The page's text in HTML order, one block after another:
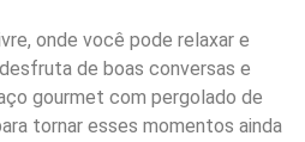
onde você pode relaxar e
de boas conversas e
gourmet com pergolado de
tornar esses momentos ainda